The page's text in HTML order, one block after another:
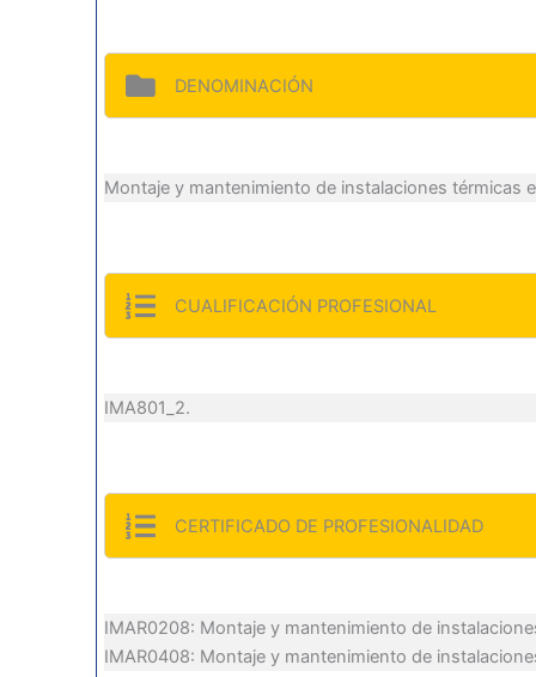
DENOMINACIÓN
Montaje y mantenimiento de instalaciones térmicas
CUALIFICACIÓN PROFESIONAL
IMA801_2.
CERTIFICADO DE PROFESIONALIDAD
IMAR0208: Montaje y mantenimiento de
IMAR0408: Montaje y mantenimiento de